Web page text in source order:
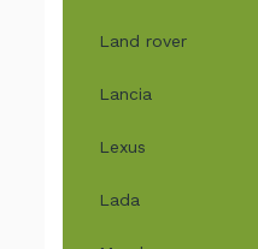
Land rover
Lancia
Lexus
Lada